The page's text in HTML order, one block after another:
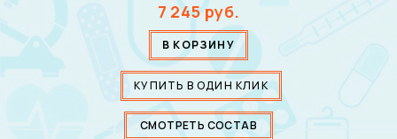
7 245руб.
В КОРЗИНУ
КУПИТЬ В ОДИН КЛИК
СМОТРЕТЬ СОСТАВ